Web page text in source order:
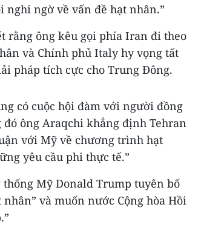
ngờ về vấn đề hạt nhân.”
rằng ông kêu gọi phía Iran đi theo
và Chính phủ Italy hy vọng tất
pháp tích cực cho Trung Đông.
có cuộc hội đàm với người đồng
đó ông Araqchi khẳng định Tehran
với Mỹ về chương trình hạt
yêu cầu phi thực tế.”
Mỹ Donald Trump tuyên bố
và muốn nước Cộng hòa Hồi